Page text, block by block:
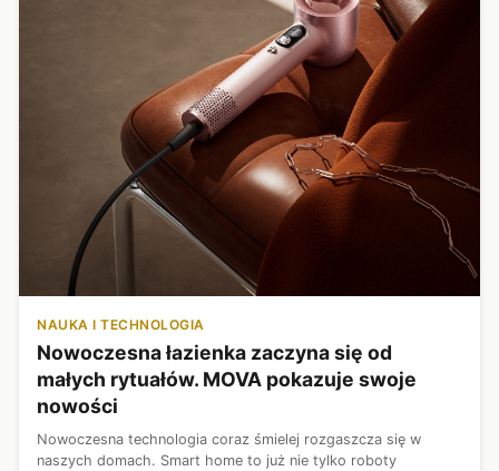
NAUKA I TECHNOLOGIA
Nowoczesna łazienka zaczyna się od
małych rytuałów. MOVA pokazuje swoje
nowości
Nowoczesna technologia coraz śmielej rozgaszcza się w
naszych domach. Smart home to już nie tylko roboty